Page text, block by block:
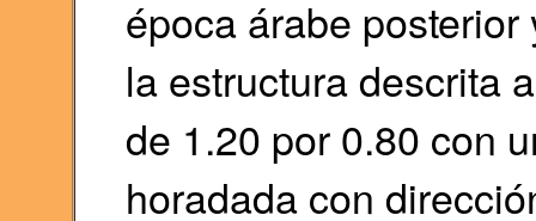
época árabe
la estructura descrita
de 1.20 por 0.80 con
horadada con